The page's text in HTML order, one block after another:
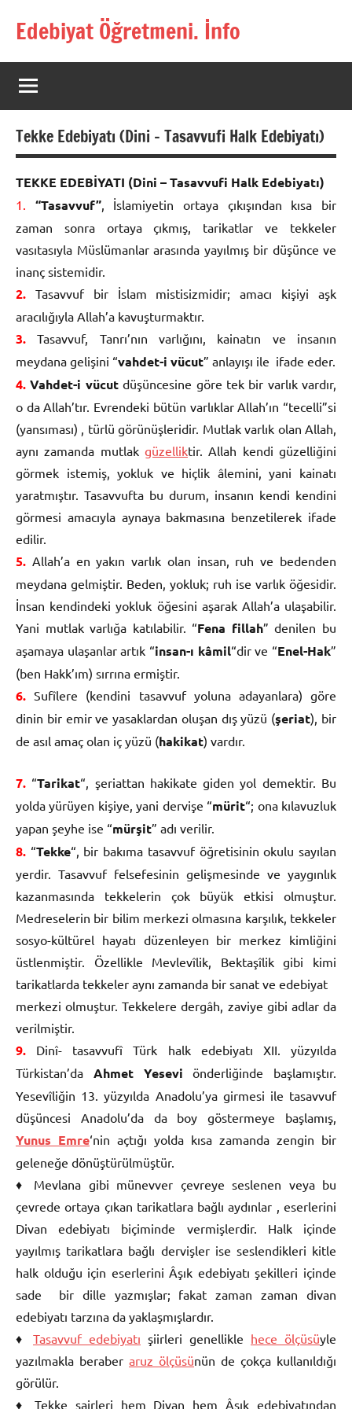
Edebiyat Öğretmeni. İnfo
Türkçe,
Türk
Dili
ve
Öğretmenlerinin
Kaynak
Tekke Edebiyatı (Dini – Tasavvufi Halk Edebiyatı)
TEKKE EDEBİYATI (Dini – Tasavvufi Halk Edebiyatı)
1. “Tasavvuf”, İslamiyetin ortaya çıkışından kısa bir
zaman sonra ortaya çıkmış, tarikatlar ve tekkeler
vasıtasıyla Müslümanlar arasında yayılmış bir düşünce ve
inanç sistemidir.
2. Tasavvuf bir İslam mistisizmidir; amacı kişiyi aşk
aracılığıyla Allah’a kavuşturmaktır.
3. Tasavvuf, Tanrı’nın varlığını, kainatın ve insanın
meydana gelişini “vahdet-i vücut” anlayışı ile ifade eder.
4. Vahdet-i vücutdüşüncesine göre tek bir varlık vardır,
o da Allah’tır. Evrendeki bütün varlıklar Allah’ın “tecelli”si
(yansıması) , türlü görünüşleridir. Mutlak varlık olan Allah,
aynı zamanda mutlak güzelliktir. Allah kendi güzelliğini
görmek istemiş, yokluk ve hiçlik âlemini, yani kainatı
yaratmıştır. Tasavvufta bu durum, insanın kendi kendini
görmesi amacıyla aynaya bakmasına benzetilerek ifade
edilir.
5. Allah’a en yakın varlık olan insan, ruh ve bedenden
meydana gelmiştir. Beden, yokluk; ruh ise varlık öğesidir.
İnsan kendindeki yokluk öğesini aşarak Allah’a ulaşabilir.
Yani mutlak varlığa katılabilir. “Fena fillah” denilen bu
aşamaya ulaşanlar artık “insan-ı kâmil“dir ve “Enel-Hak”
(ben Hakk’ım) sırrına ermiştir.
6. Sufîlere (kendini tasavvuf yoluna adayanlara) göre
dinin bir emir ve yasaklardan oluşan dış yüzü (şeriat), bir
de asıl amaç olan iç yüzü (hakikat) vardır.
7. “Tarikat“, şeriattan hakikate giden yol demektir. Bu
yolda yürüyen kişiye, yani dervişe “mürit“; ona kılavuzluk
yapan şeyhe ise “mürşit” adı verilir.
8. “Tekke“, bir bakıma tasavvuf öğretisinin okulu sayılan
yerdir. Tasavvuf felsefesinin gelişmesinde ve yaygınlık
kazanmasında tekkelerin çok büyük etkisi olmuştur.
Medreselerin bir bilim merkezi olmasına karşılık, tekkeler
sosyo-kültürel hayatı düzenleyen bir merkez kimliğini
üstlenmiştir. Özellikle Mevlevîlik, Bektaşîlik gibi kimi
tarikatlarda tekkeler aynı zamanda bir sanat ve edebiyat
merkezi olmuştur. Tekkelere dergâh, zaviye gibi adlar da
verilmiştir.
9.
Dinî- tasavvufî Türk halk edebiyatı XII. yüzyılda
Türkistan’da Ahmet Yesevi önderliğinde başlamıştır.
Yesevîliğin 13. yüzyılda Anadolu’ya girmesi ile tasavvuf
düşüncesi Anadolu’da da boy göstermeye başlamış,
Yunus Emre‘nin açtığı yolda kısa zamanda zengin bir
geleneğe dönüştürülmüştür.
♦ Mevlana gibi münevver çevreye seslenen veya bu
çevrede ortaya çıkan tarikatlara bağlı aydınlar , eserlerini
Divan edebiyatı biçiminde vermişlerdir. Halk içinde
yayılmış tarikatlara bağlı dervişler ise seslendikleri kitle
halk olduğu için eserlerini Âşık edebiyatı şekilleri içinde
sade bir dille yazmışlar; fakat zaman zaman divan
edebiyatı tarzına da yaklaşmışlardır.
♦ Tasavvuf edebiyatı şiirleri genellikle hece ölçüsüyle
yazılmakla beraber aruz ölçüsünün de çokça kullanıldığı
görülür.
♦ Tekke şairleri hem Divan hem Âşık edebiyatından